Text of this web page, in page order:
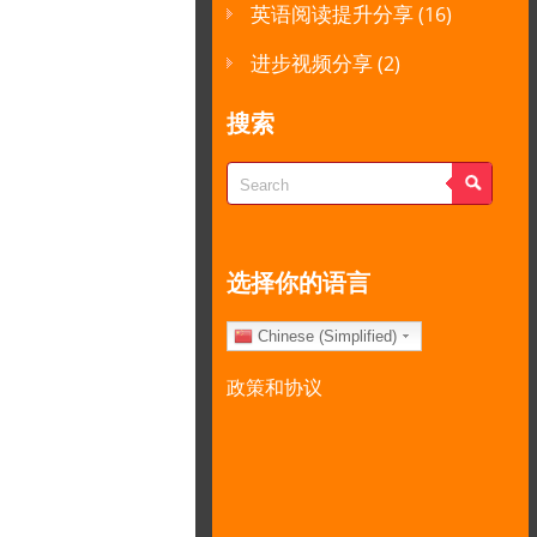
英语阅读提升分享(16)
进步视频分享(2)
搜索
选择你的语言
Chinese (Simplified)
政策和协议